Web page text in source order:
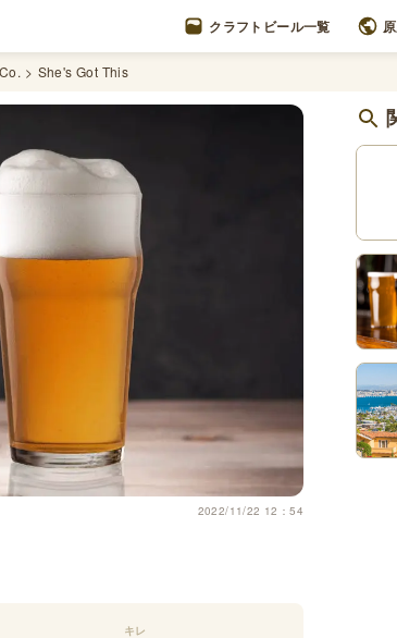
クラフトビール一覧
She's Got This
2022/11/22 12：54